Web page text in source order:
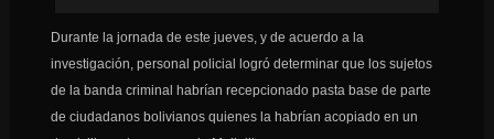
Durante la jornada de este jueves, y de acuerdo a la
investigación, personal policial logró determinar que los sujetos
de la banda criminal habrían recepcionado pasta base de parte
de ciudadanos bolivianos quienes la habrían acopiado en un